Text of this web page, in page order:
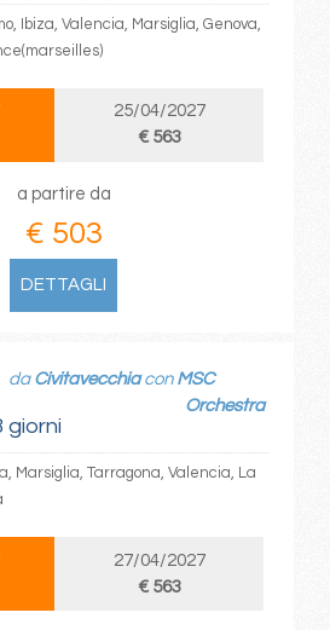
Ibiza, Valencia, Marsiglia, Genova,
25/04/2027
€ 563
a partire da
€ 503
DETTAGLI
giorni
da Civitavecchiacon MSC
Orchestra
Marsiglia, Tarragona, Valencia, La
27/04/2027
€ 563